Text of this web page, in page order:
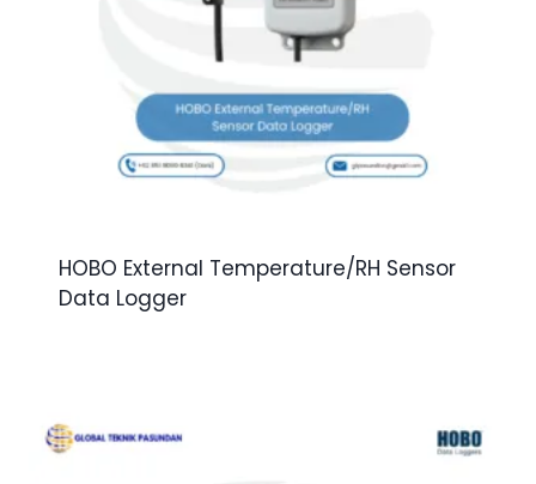
HOBO External Temperature/RH Sensor
Data Logger